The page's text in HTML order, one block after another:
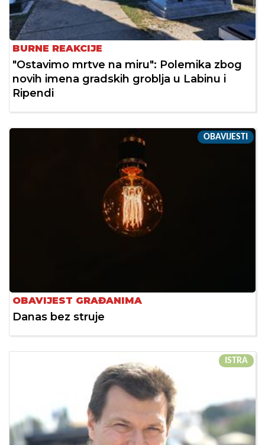
BURNE REAKCIJE
"Ostavimo mrtve na miru": Polemika zbog
novih imena gradskih groblja u Labinu i
Ripendi
OBAVIJESTI
OBAVIJEST GRAĐANIMA
Danas bez struje
ISTRA